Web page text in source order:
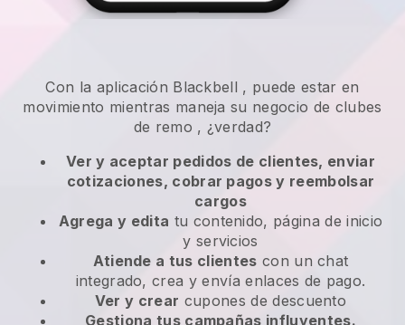
Con la aplicación Blackbell , puede estar en
movimiento mientras maneja su negocio de clubes
de remo , ¿verdad?
Ver y aceptar pedidos de clientes, enviar
cotizaciones, cobrar pagos y reembolsar
cargos
Agrega y edita tu contenido, página de inicio
y servicios
Atiende a tus clientes con un chat
integrado, crea y envía enlaces de pago.
Ver y crear cupones de descuento
Gestiona tus campañas influyentes.